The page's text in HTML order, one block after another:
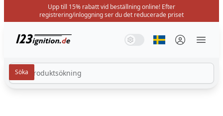
Upp till 15% rabatt vid beställning online! Efter
registrering/inloggning ser du det reducerade priset
123ignition.de Systemläge
Ljusläge
Mörkt läge
Välj språk